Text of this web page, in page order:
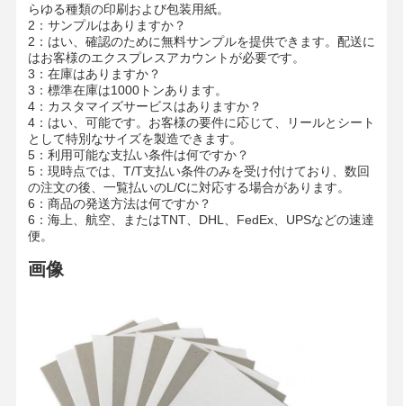
アイボリー紙のペーパー
光沢紙
カラー紙
クラフト紙
波紋紙
新聞用紙のペーパー
コピー用紙
紙のワイヤスループ
経師
らゆる種類の印刷および包装用紙。
2：サンプルはありますか？
2：はい、確認のために無料サンプルを提供できます。配送に
はお客様のエクスプレスアカウントが必要です。
3：在庫はありますか？
3：標準在庫は1000トンあります。
4：カスタマイズサービスはありますか？
4：はい、可能です。お客様の要件に応じて、リールとシート
として特別なサイズを製造できます。
5：利用可能な支払い条件は何ですか？
5：現時点では、T/T支払い条件のみを受け付けており、数回
の注文の後、一覧払いのL/Cに対応する場合があります。
6：商品の発送方法は何ですか？
6：海上、航空、またはTNT、DHL、FedEx、UPSなどの速達
便。
画像